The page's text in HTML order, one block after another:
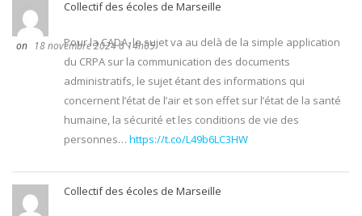
Collectif des écoles de Marseille
18 novembre 2024 à 14h05
Pour la CADA, le sujet va au delà de la simple application
du CRPA sur la communication des documents
administratifs, le sujet étant des informations qui
concernent l’état de l’air et son effet sur l’état de la santé
humaine, la sécurité et les conditions de vie des
personnes… https://t.co/L49b6LC3HW
Collectif des écoles de Marseille